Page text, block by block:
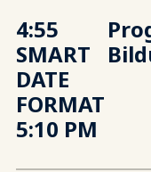
4:55
SMART
DATE
FORMAT
5:10 PM